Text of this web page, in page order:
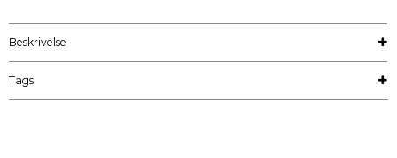
Beskrivelse
Tags